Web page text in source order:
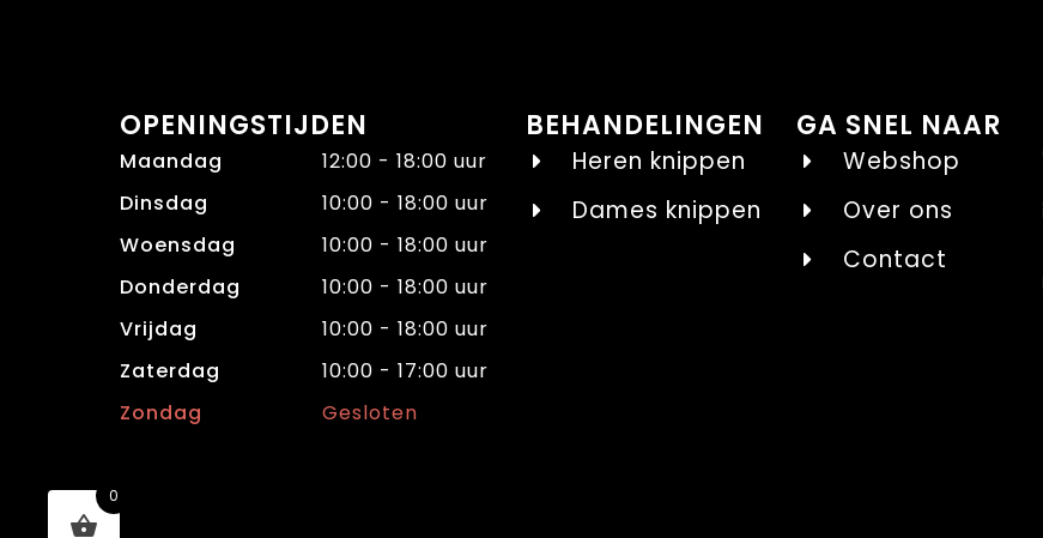
OPENINGSTIJDEN
Maandag
12:00 - 18:00 uur
Dinsdag
10:00 - 18:00 uur
Woensdag
10:00 - 18:00 uur
Donderdag
10:00 - 18:00 uur
Vrijdag
10:00 - 18:00 uur
Zaterdag
10:00 - 17:00 uur
Zondag
Gesloten
BEHANDELINGEN
Heren knippen
Dames knippen
GA SNEL NAAR
Webshop
Over ons
Contact
0